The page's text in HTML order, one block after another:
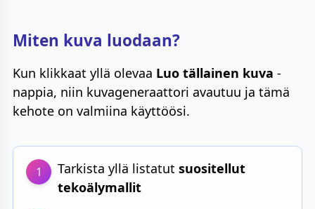
Miten kuva luodaan?
Kun klikkaat yllä olevaa Luo tällainen kuva -
nappia, niin kuvageneraattori avautuu ja tämä
kehote on valmiina käyttöösi.
1 Tarkista yllä listatut suositellut
tekoälymallit